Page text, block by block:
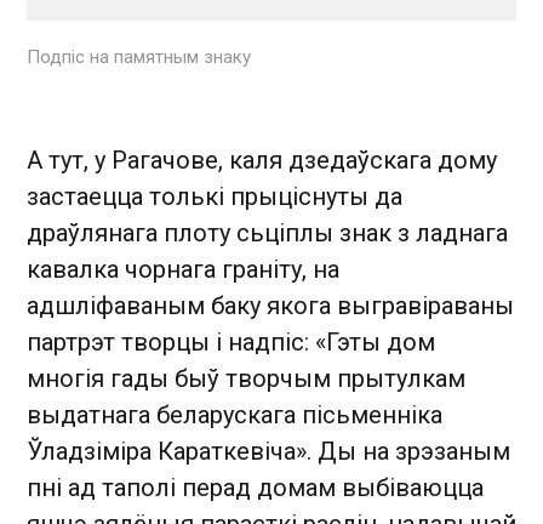
Подпіс на памятным знаку
А тут, у Рагачове, каля дзедаўскага дому
застаецца толькі прыціснуты да
драўлянага плоту сьціплы знак з ладнага
кавалка чорнага граніту, на
адшліфаваным баку якога выгравіраваны
партрэт творцы і надпіс: «Гэты дом
многія гады быў творчым прытулкам
выдатнага беларускага пісьменніка
Ўладзіміра Караткевіча». Ды на зрэзаным
пні ад таполі перад домам выбіваюцца